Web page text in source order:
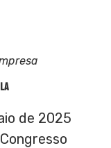
de 2025